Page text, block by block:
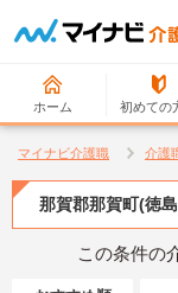
ホーム 初めての
マイナビ介護職 介護
那賀郡那賀町(徳
この条件の